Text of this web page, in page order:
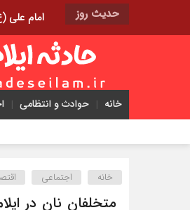
حدیث روز امام علی (ع) می
خانه حوادث و انتظامی
خانه اجتماعی